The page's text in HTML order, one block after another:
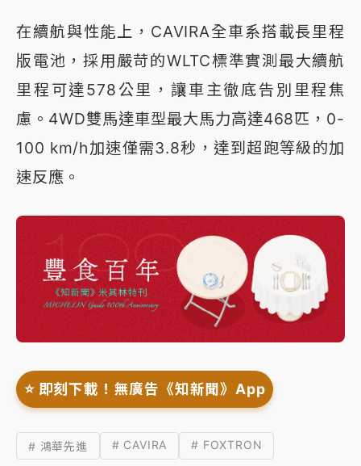
在續航與性能上，CAVIRA全車系搭載長里程
版電池，採用嚴苛的WLTC標準實測最大續航
里程可達578公里，讓車主徹底告別里程焦
慮。4WD雙馬達車型最大馬力高達468匹，0-
100 km/h加速僅需3.8秒，達到超跑等級的加
速反應。
⭐️ 即刻下載！無廣告《知新聞》App
# 鴻華先進 # CAVIRA # FOXTRON